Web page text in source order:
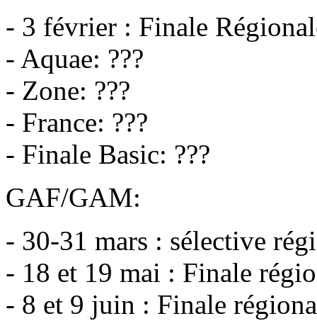
- 3 février : Finale
- Aquae: ???
- Zone: ???
- France: ???
- Finale Basic: ???
GAF/GAM:
- 30-31 mars : sélective
- 18 et 19 mai : Finale
- 8 et 9 juin : Finale